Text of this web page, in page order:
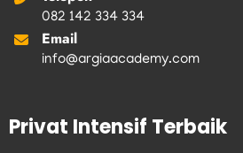
082 142 334 334
Email
info@argiaacademy.com
Privat Intensif Terbaik